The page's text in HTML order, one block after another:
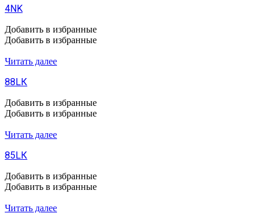
4NK
Добавить в избранные
Добавить в избранные
Читать далее
88LК
Добавить в избранные
Добавить в избранные
Читать далее
85LК
Добавить в избранные
Добавить в избранные
Читать далее